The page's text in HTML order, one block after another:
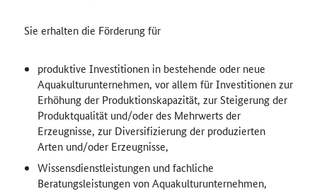
Sie erhalten die Förderung für
produktive Investitionen in bestehende oder neue
Aquakulturunternehmen, vor allem für Investitionen zur
Erhöhung der Produktionskapazität, zur Steigerung der
Produktqualität und/oder des Mehrwerts der
Erzeugnisse, zur Diversifizierung der produzierten
Arten und/oder Erzeugnisse,
Wissensdienstleistungen und fachliche
Beratungsleistungen von Aquakulturunternehmen,